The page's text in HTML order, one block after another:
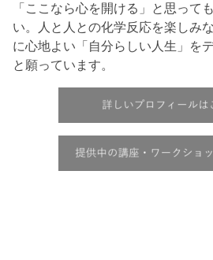
「ここなら心を開ける」と思って
い。人と人との化学反応を楽しみ
に心地よい「自分らしい人生」を
と願っています。